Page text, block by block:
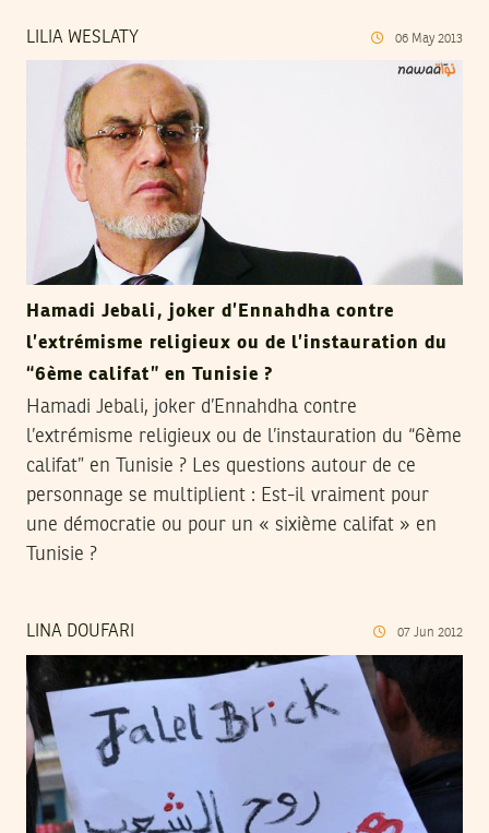
LILIA WESLATY 06 May 2013
Hamadi Jebali, joker d’Ennahdha contre
l’extrémisme religieux ou de l’instauration du
“6ème califat” en Tunisie ?
Hamadi Jebali, joker d’Ennahdha contre
l’extrémisme religieux ou de l’instauration du “6ème
califat” en Tunisie ? Les questions autour de ce
personnage se multiplient : Est-il vraiment pour
une démocratie ou pour un « sixième califat » en
Tunisie ?
LINA DOUFARI 07 Jun 2012